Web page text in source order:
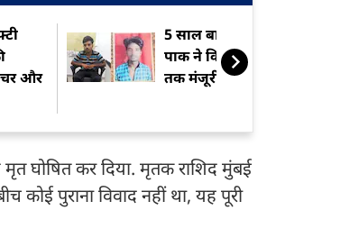
और
5 साल बाद भी घर वापसी नहीं!
पाक ने किया बरी, भारत से अब
तक मंजूरी नहीं
घोषित कर दिया. मृतक राशिद मुंबई
कोई पुराना विवाद नहीं था, यह पूरी